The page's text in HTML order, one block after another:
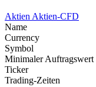
Aktien Aktien-CFD
Name
Currency
Symbol
Minimaler Auftragswert
Ticker
Trading-Zeiten